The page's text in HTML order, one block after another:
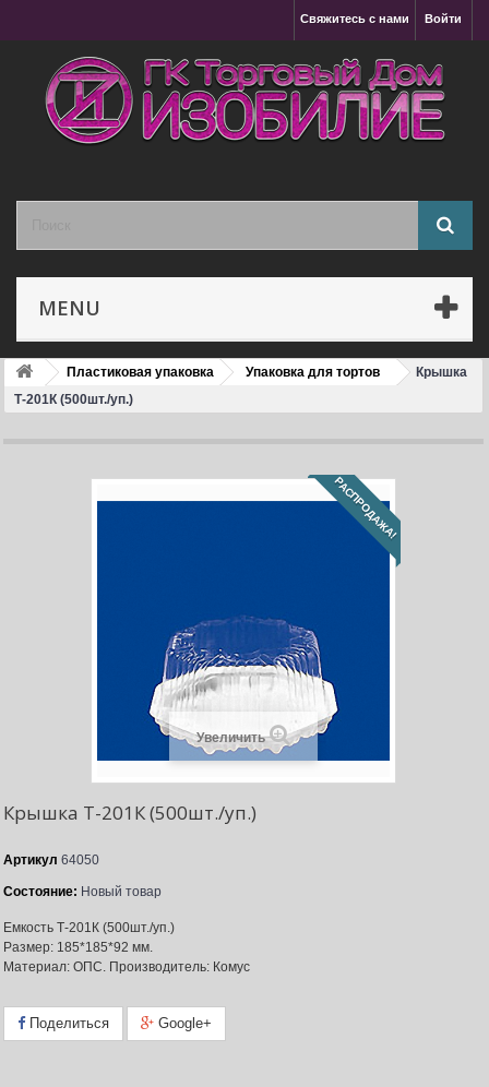
Войти
Свяжитесь с нами
MENU
Пластиковая упаковка Упаковка для тортов
Крышка
Т-201К (500шт./уп.)
РАСПРОДАЖА!
Увеличить
Крышка Т-201К (500шт./уп.)
Артикул 64050
Состояние: Новый товар
Емкость Т-201К (500шт./уп.)
Размер: 185*185*92 мм.
Материал: ОПС. Производитель: Комус
Поделиться Google+